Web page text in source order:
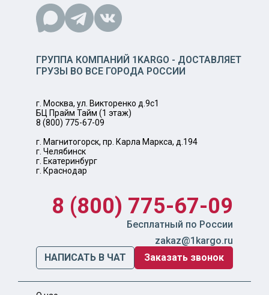
ГРУППА КОМПАНИЙ 1KARGO - ДОСТАВЛЯЕТ
ГРУЗЫ ВО ВСЕ ГОРОДА РОССИИ
г. Москва, ул. Викторенко д.9с1
БЦ Прайм Тайм (1 этаж)
8 (800) 775-67-09
г. Магнитогорск, пр. Карла Маркса, д.194
г. Челябинск
г. Екатеринбург
г. Краснодар
8 (800) 775-67-09
Бесплатный по России
zakaz@1kargo.ru
НАПИСАТЬ В ЧАТ
Заказать звонок